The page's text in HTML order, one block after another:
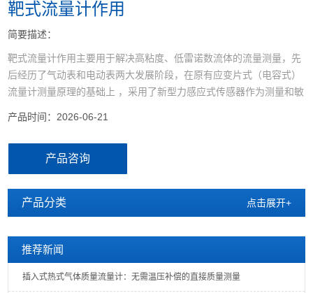
靶式流量计作用
简要描述：
靶式流量计作用主要用于解决高粘度、低雷诺数流体的流量测量，先
后经历了气动表和电动表两大发展阶段，在原有应变片式（电容式）
流量计测量原理的基础上 ，采用了新型力感应式传感器作为测量和敏
量计量仪表。
产品时间：2026-06-21
产品咨询
产品分类 点击展开+
推荐新闻
插入式热式气体质量流量计：无需温压补偿的直接质量测量